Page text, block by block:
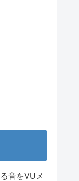
音をVUメ